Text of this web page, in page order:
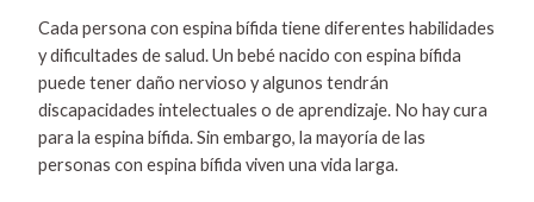
Cada persona con espina bífida tiene diferentes habilidades
y dificultades de salud. Un bebé nacido con espina bífida
puede tener daño nervioso y algunos tendrán
discapacidades intelectuales o de aprendizaje. No hay cura
para la espina bífida. Sin embargo, la mayoría de las
personas con espina bífida viven una vida larga.